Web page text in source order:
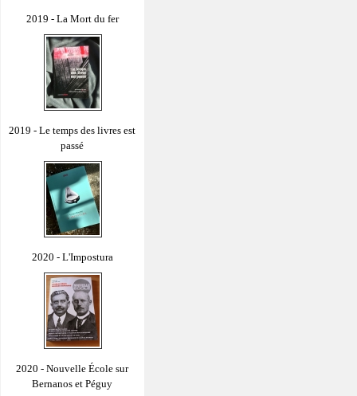
2019 - La Mort du fer
2019 - Le temps des livres est
passé
2020 - L'Impostura
2020 - Nouvelle École sur
Bernanos et Péguy